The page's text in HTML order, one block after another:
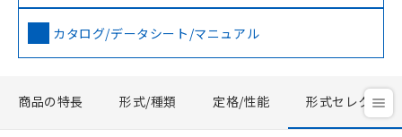
カタログ/データシート/マニュアル
商品の特長 形式/種類 定格/性能 形式セレクタ